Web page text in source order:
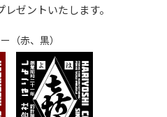
ゼントいたします。
（赤、黒）